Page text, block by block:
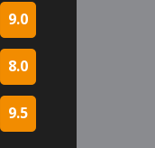
9.0
8.0
9.5